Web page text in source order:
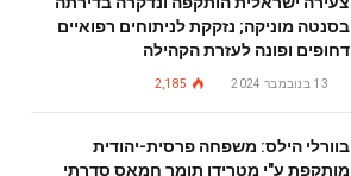
בסנטה מוניקה; נזקקת לניתוחים רפואיים
דחופים ופונה לעזרת הקהילה
13 בנובמבר 2024 2,185
בוורלי הילס: משפחה פרסית-יהודית
מותקפת ע"י מטרידן תומך חמאס סדרתי